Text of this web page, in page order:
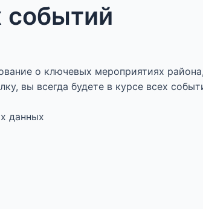
событий
о ключевых мероприятиях
вы всегда будете в курсе всех
данных